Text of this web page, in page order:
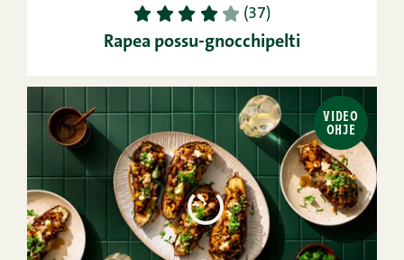
1 2 3 4 5 (37)
Rapea possu-gnocchipelti
VIDEO
OHJE